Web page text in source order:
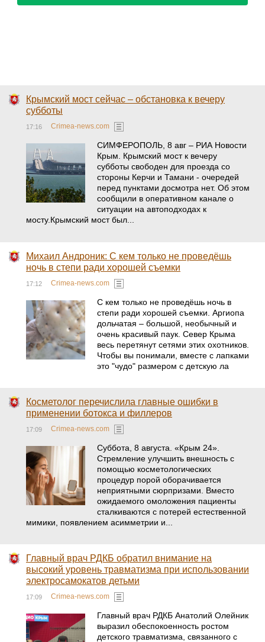
Крымский мост сейчас – обстановка к вечеру
субботы
17:16 Crimea-news.com
СИМФЕРОПОЛЬ, 8 авг – РИА Новости
Крым. Крымский мост к вечеру
субботы свободен для проезда со
стороны Керчи и Тамани - очередей
перед пунктами досмотра нет. Об этом
сообщили в оперативном канале о
ситуации на автоподходах к
мосту.Крымский мост был...
Михаил Андроник: С кем только не проведёшь
ночь в степи ради хорошей съемки
17:12 Crimea-news.com
С кем только не проведёшь ночь в
степи ради хорошей съемки. Аргиопа
дольчатая – большой, необычный и
очень красивый паук. Север Крыма
весь перетянут сетями этих охотников.
Чтобы вы понимали, вместе с лапками
это "чудо" размером с детскую ла
Косметолог перечислила главные ошибки в
применении ботокса и филлеров
17:09 Crimea-news.com
Суббота, 8 августа. «Крым 24».
Стремление улучшить внешность с
помощью косметологических
процедур порой оборачивается
неприятными сюрпризами. Вместо
ожидаемого омоложения пациенты
сталкиваются с потерей естественной
мимики, появлением асимметрии и...
Главный врач РДКБ обратил внимание на
высокий уровень травматизма при использовании
электросамокатов детьми
17:09 Crimea-news.com
Главный врач РДКБ Анатолий Олейник
выразил обеспокоенность ростом
детского травматизма, связанного с